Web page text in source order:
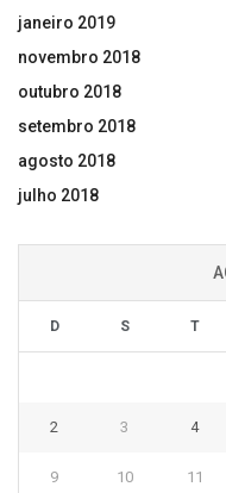
janeiro 2019
novembro 2018
outubro 2018
setembro 2018
agosto 2018
julho 2018
D S T
2 3 4
9 10 11